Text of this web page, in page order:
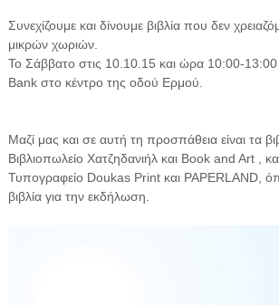
Συνεχίζουμε και δίνουμε βιβλία που δεν
μικρών χωριών.
Το Σάββατο στις 10.10.15 και ώρα 10:00-
Bank στο κέντρο της οδού Ερμού.
Μαζί μας και σε αυτή τη προσπάθεια είναι τα
Βιβλιοπωλείο Χατζηδανιήλ και Book and Art ,
Τυπογραφείο Doukas Print και PAPERLAND,
βιβλία για την εκδήλωση.